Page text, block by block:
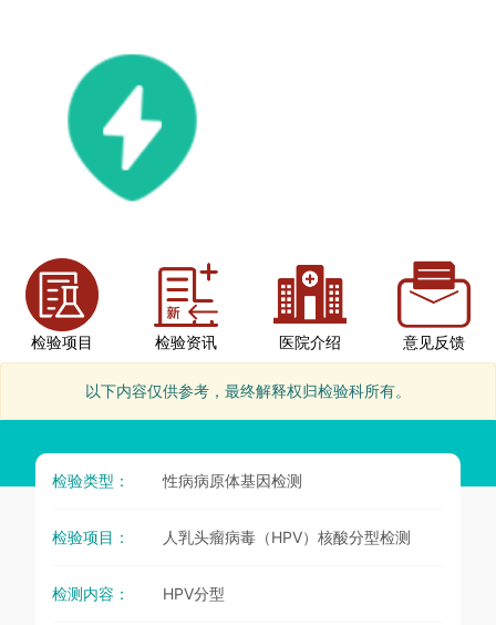
检验项目 检验资讯 医院介绍 意见反馈
以下内容仅供参考，最终解释权归检验科所有。
检验类型： 性病病原体基因检测
检验项目： 人乳头瘤病毒（HPV）核酸分型检测
检测内容： HPV分型